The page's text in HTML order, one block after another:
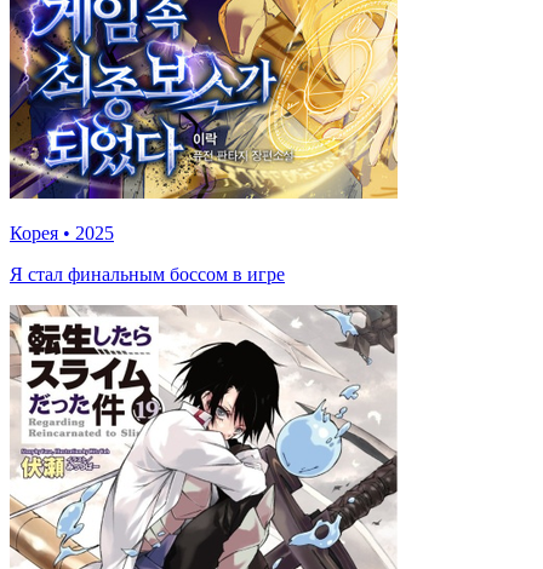
Корея • 2025
Я стал финальным боссом в игре